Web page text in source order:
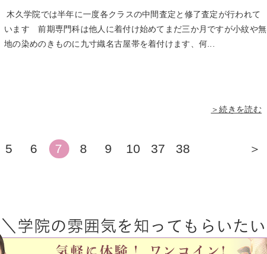
木久学院では半年に一度各クラスの中間査定と修了査定が行われて
います 前期専門科は他人に着付け始めてまだ三か月ですが小紋や無
地の染めのきものに九寸織名古屋帯を着付けます、何...
＞続きを読む
＞
5 6 7 8 9 10 37 38